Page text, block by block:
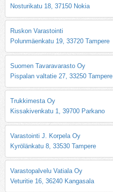
Nosturikatu 18, 37150 Nokia
Ruskon Varastointi
Polunmäenkatu 19, 33720 Tampere
Suomen Tavaravarasto Oy
Pispalan valtatie 27, 33250 Tampere
Trukkimesta Oy
Kissakivenkatu 1, 39700 Parkano
Varastointi J. Korpela Oy
Kyrölänkatu 8, 33530 Tampere
Varastopalvelu Vatiala Oy
Veturitie 16, 36240 Kangasala